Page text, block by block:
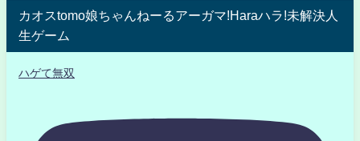
カオスtomo娘ちゃんねーるアーガマ!Haraハラ!未解決人
生ゲーム
ハゲて無双